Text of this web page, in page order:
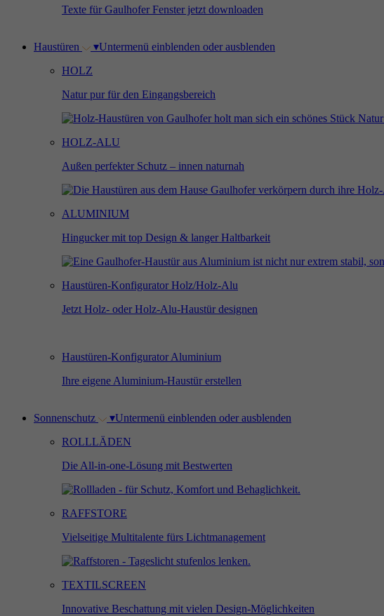
Texte für Gaulhofer Fenster jetzt downloaden
Haustüren ▾Untermenü einblenden oder ausblenden
HOLZ
Natur pur für den Eingangsbereich
HOLZ-ALU
Außen perfekter Schutz – innen naturnah
ALUMINIUM
Hingucker mit top Design & langer Haltbarkeit
Haustüren-Konfigurator Holz/Holz-Alu
Jetzt Holz- oder Holz-Alu-Haustür designen
Haustüren-Konfigurator Aluminium
Ihre eigene Aluminium-Haustür erstellen
Sonnenschutz ▾Untermenü einblenden oder ausblenden
ROLLLÄDEN
Die All-in-one-Lösung mit Bestwerten
RAFFSTORE
Vielseitige Multitalente fürs Lichtmanagement
TEXTILSCREEN
Innovative Beschattung mit vielen Design-Möglichkeiten
Zweck